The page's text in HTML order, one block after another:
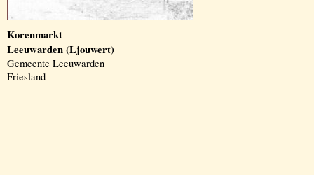
Korenmarkt
Leeuwarden (Ljouwert)
Gemeente Leeuwarden
Friesland